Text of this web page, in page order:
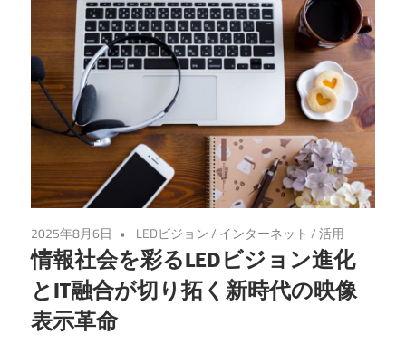
2025年8月6日 LEDビジョン/ インターネット /活用
情報社会を彩るLEDビジョン進化
とIT融合が切り拓く新時代の映像
表示革命